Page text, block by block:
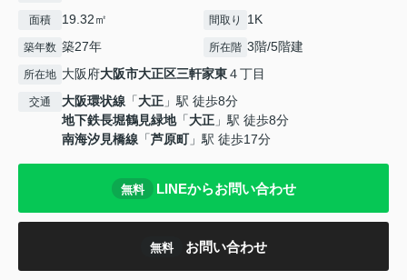
面積 19.32㎡ 間取り 1K
築年数 築27年 所在階 3階/5階建
所在地 大阪府大阪市大正区三軒家東４丁目
交通 大阪環状線 「大正 」駅 徒歩8分
地下鉄長堀鶴見緑地「大正 」駅 徒歩8分
南海汐見橋線 「芦原町」駅 徒歩17分
無料 LINEからお問い合わせ
無料 お問い合わせ